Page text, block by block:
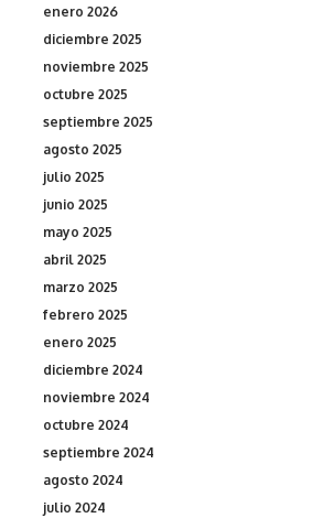
enero 2026
diciembre 2025
noviembre 2025
octubre 2025
septiembre 2025
agosto 2025
julio 2025
junio 2025
mayo 2025
abril 2025
marzo 2025
febrero 2025
enero 2025
diciembre 2024
noviembre 2024
octubre 2024
septiembre 2024
agosto 2024
julio 2024